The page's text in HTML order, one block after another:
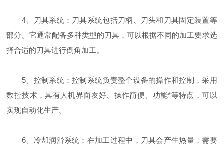
4、刀具系统：刀具系统包括刀柄、刀头和刀具固定装置等
部分。它通常配备多种类型的刀具，可以根据不同的加工要求选
择合适的刀具进行倒角加工。
5、控制系统：控制系统负责整个设备的操作和控制，采用
数控技术，具有人机界面友好、操作简便、功能*等特点，可以
实现自动化生产。
6、冷却润滑系统：在加工过程中，刀具会产生热量，需要